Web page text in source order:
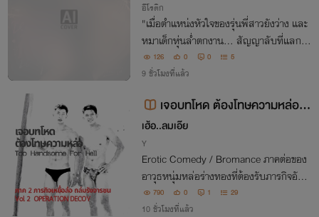
อีโรติก
"เมื่อตำแหน่งหัวใจของรุ่นพี่สาวยังว่าง และ
หมาเด็กหุ่นล่ำตกงาน... สัญญาลับที่แลกด้ว
ยค่าขนมและบทเรียนรักสุดร้อนแรงจึงเริ่มต้
นขึ้น! ติดตามความคลั่งรักและบทเรียนกินดุ
126 0 0 5
9 ชั่วโมงที่แล้ว
เจอบทโหด ต้องโทษความหล่อ ภ
าค 2 ภารกิจเหยื่อล่อถล่มรังจารชน
BL / Erotic-Comedy
เฮ้อ..ลมเอ๊ย
Y
Erotic Comedy / Bromance ภาคต่อของ
อาวุธหนุ่มหล่อร่างทองที่ต้องรับภารกิจอันต
รายกับความป่วนของแก๊งเพื่ิอนซี้
790 0 1 29
10 ชั่วโมงที่แล้ว